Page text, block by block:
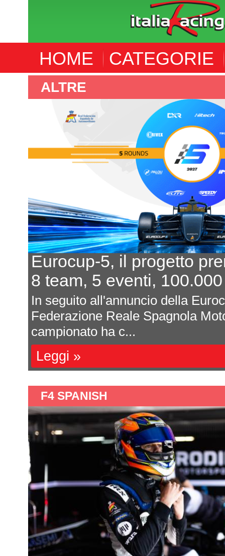
HOME CATEGORIE
ALTRE
Eurocup-5, il progetto
8 team, 5 eventi,
In seguito all'annuncio della
Federazione Reale Spagnola
campionato ha c...
Leggi »
F4 SPANISH